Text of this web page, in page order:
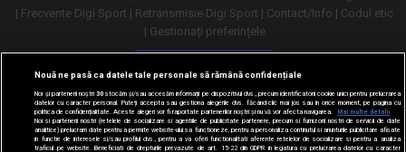
Frecvente Digi Sport
Retransmisie Digi Sport Contact/Info
Codul etic
Gestionați preferințele
Versiune desktop
Nouă ne pasă ca datele tale personale să rămână confidențiale
Noi și partenerii noștri30stocăm și/sau accesăm informații pe dispozitivul dvs., precum identificatorii cookie unici pentru prelucrarea
datelor cu caracter personal. Puteți accepta sau gestiona alegerile dvs. făcând clic mai jos sau în orice moment, pe pagina cu
politica de confidențialitate. Aceste alegeri vor fi raportate partenerilor noștri și nu vă vor afecta navigarea.
Mai multe detalii
Noi si partenerii nostri (retelele de socializare si agentiile de publicitate partenere, precum si furnizorii nostri de servicii de date
analitice) prelucram date pentru a permite website-ului sa functioneze, pentru a personaliza continutul si anunturile publicitare afisate
in functie de interesele si/sau profilul dvs., pentru a va oferi functionalitati aferente retelelor de socializare si pentru a analiza
traficul pe website. Beneficiati de drepturile prevazute de art. 15-22 din GDPR in legatura cu prelucrarea datelor cu caracter